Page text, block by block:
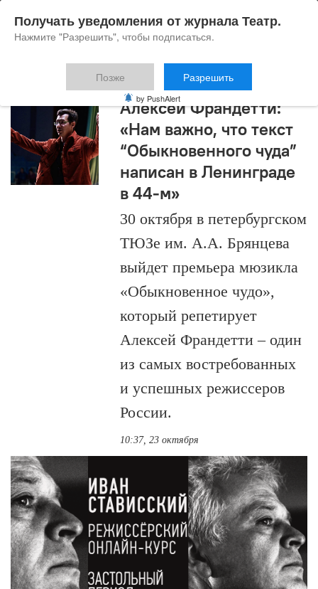
Алексей Франдетти:
«Нам важно, что текст
“Обыкновенного чуда”
написан в Ленинграде
в 44-м»
30 октября в петербургском
ТЮЗе им. А.А. Брянцева
выйдет премьера мюзикла
«Обыкновенное чудо»,
который репетирует
Алексей Франдетти – один
из самых востребованных
и успешных режиссеров
России.
10:37, 23 октября
Получать уведомления от журнала Театр.
Нажмите "Разрешить", чтобы подписаться.
Позже Разрешить
by PushAlert